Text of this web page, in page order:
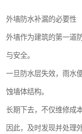
外墙防水补漏的必要性
外墙作为建筑的第一道
与安全。
一旦防水层失效，雨水
蚀墙体结构。
长期下去，不仅维修成
因此，及时发现并处理